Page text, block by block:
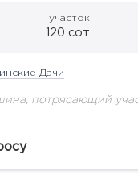
участок
120 сот.
Дачи
потрясающий